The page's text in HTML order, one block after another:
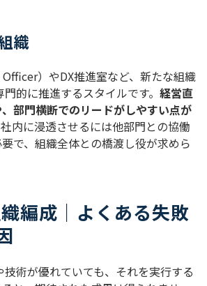
織
）やDX推進室など、新たな組織
的に推進するスタイルです。 経営直
部門横断でのリードがしやすい点が
内に浸透させるには他部門との協働
で、組織全体との橋渡し役が求めら
編成｜よくある失敗
技術が優れていても、それを実行する